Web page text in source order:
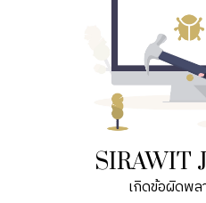
SIRAWIT
เกิดข้อผิดพล